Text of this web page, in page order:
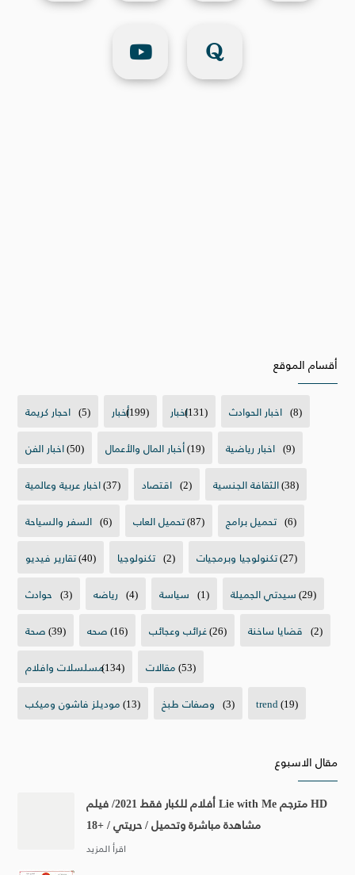
أقسام الموقع
احجار كريمة (5) أخبار(199) اخبار(131) اخبار الحوادث (8)
اخبار الفن(50) أخبار المال والأعمال(19) اخبار رياضية (9)
اخبار عربية وعالمية(37) اقتصاد (2) الثقافة الجنسية(38)
السفر والسياحة (6) تحميل العاب(87) تحميل برامج (6)
تقارير فيديو(40) تكنولوجيا (2) تكنولوجيا وبرمجيات(27)
حوادث (3) رياضه (4) سياسة (1) سيدتي الجميلة(29)
صحة(39) صحه(16) غرائب وعجائب(26) قضايا ساخنة (2)
مسلسلات وافلام(134) مقالات(53)
موديلز فاشون وميكب(13) وصفات طبخ (3) trend(19)
مقال الاسبوع
أفلام للكبار فقط 2021/ فيلم Lie with Me مترجم HD
مشاهدة مباشرة وتحميل / حريتي / +18